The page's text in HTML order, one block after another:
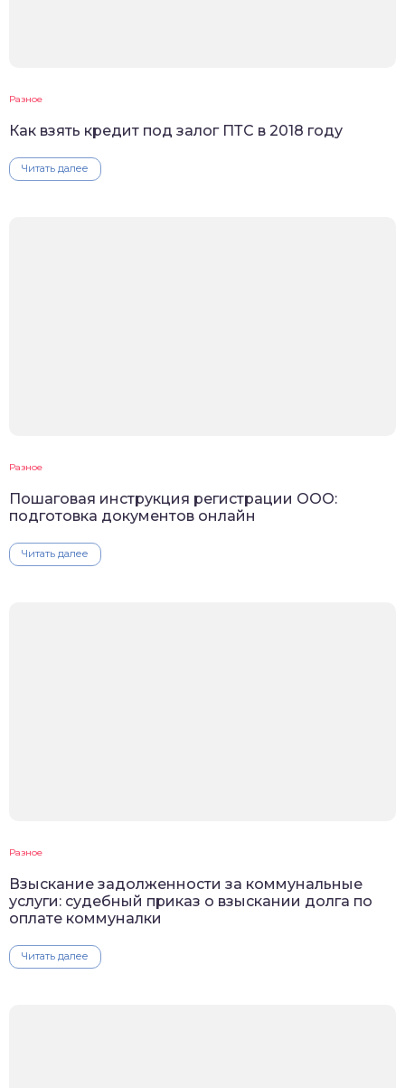
Разное
Как взять кредит под залог ПТС в 2018 году
Читать далее
Разное
Пошаговая инструкция регистрации ООО:
подготовка документов онлайн
Читать далее
Разное
Взыскание задолженности за коммунальные
услуги: судебный приказ о взыскании долга по
оплате коммуналки
Читать далее